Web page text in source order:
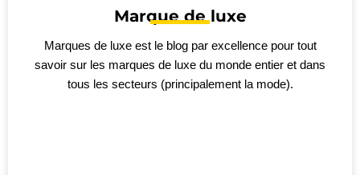
Marque de luxe
Marques de luxe est le blog par excellence pour tout
savoir sur les marques de luxe du monde entier et dans
tous les secteurs (principalement la mode).